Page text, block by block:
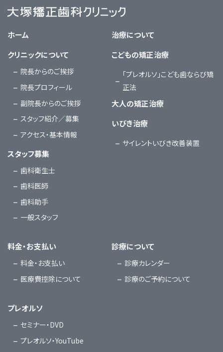
ホーム
クリニックについて
院長からのご挨拶
院長プロフィール
副院長からのご挨拶
スタッフ紹介／募集
アクセス・基本情報
スタッフ募集
歯科衛生士
歯科医師
歯科助手
一般スタッフ
治療について
こどもの矯正治療
「プレオルソ」こども歯ならび矯
正法
大人の矯正治療
いびき治療
サイレントいびき改善装置
料金・お支払い
料金・お支払い
医療費控除について
診療について
診療カレンダー
診療のご予約について
プレオルソ
セミナー・DVD
プレオルソ・YouTube